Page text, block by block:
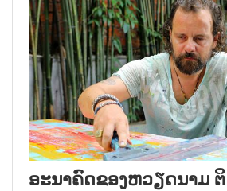
ອະນາຄົດຂອງຫວຽດນາມ